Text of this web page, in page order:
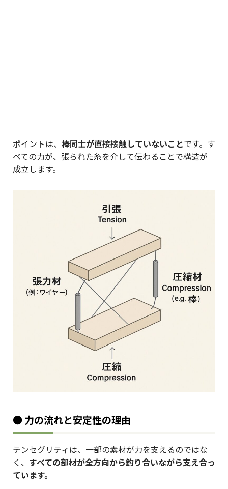
ポイントは、 棒同士が直接接触していないことです。す
べての力が、張られた糸を介して伝わることで構造が
成立します。
● 力の流れと安定性の理由
テンセグリティは、一部の素材が力を支えるのではな
く、 すべての部材が全方向から釣り合いながら支え合っ
ています。